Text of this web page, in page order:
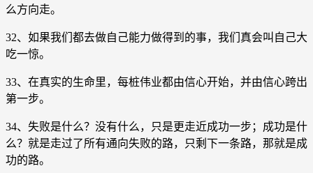
么方向走。
32、如果我们都去做自己能力做得到的事，我们真会叫自己大
吃一惊。
33、在真实的生命里，每桩伟业都由信心开始，并由信心跨出
第一步。
34、失败是什么？没有什么，只是更走近成功一步；成功是什
么？就是走过了所有通向失败的路，只剩下一条路，那就是成
功的路。